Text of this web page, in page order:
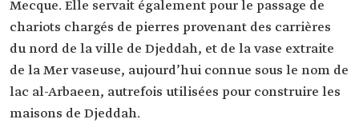
Mecque. Elle servait également pour le passage de
chariots chargés de pierres provenant des carrières
du nord de la ville de Djeddah, et de la vase extraite
de la Mer vaseuse, aujourd’hui connue sous le nom de
lac al-Arbaeen, autrefois utilisées pour construire les
maisons de Djeddah.